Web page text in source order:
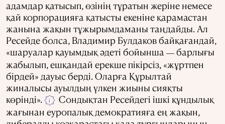
адамдар қатысып, өзінің тұратын жеріне немесе
қай корпорацияға қатысты екеніне қарамастан
жанына жақын тұжырымдаманы таңдайды. Ал
Ресейде болса, Владимир Булдаков байқағандай,
«шаруалар қауымдық әдеті бойынша — барлығы
жабылып, ешқандай ерекше пікірсіз, «жұртпен
бірдей» дауыс берді. Оларға Құрылтай
жиналысы ауылдың үлкен жиыны сияқты
көрінді».
i
Сондықтан Ресейдегі ішкі құндылық
жағынан еуропалық демократияға ең жақын,